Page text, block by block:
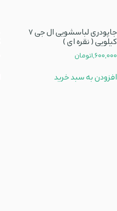
جاپودری لباسشویی ال جی 7
کیلویی ( نقره ای )
1,600,000تومان
افزودن به سبد خرید